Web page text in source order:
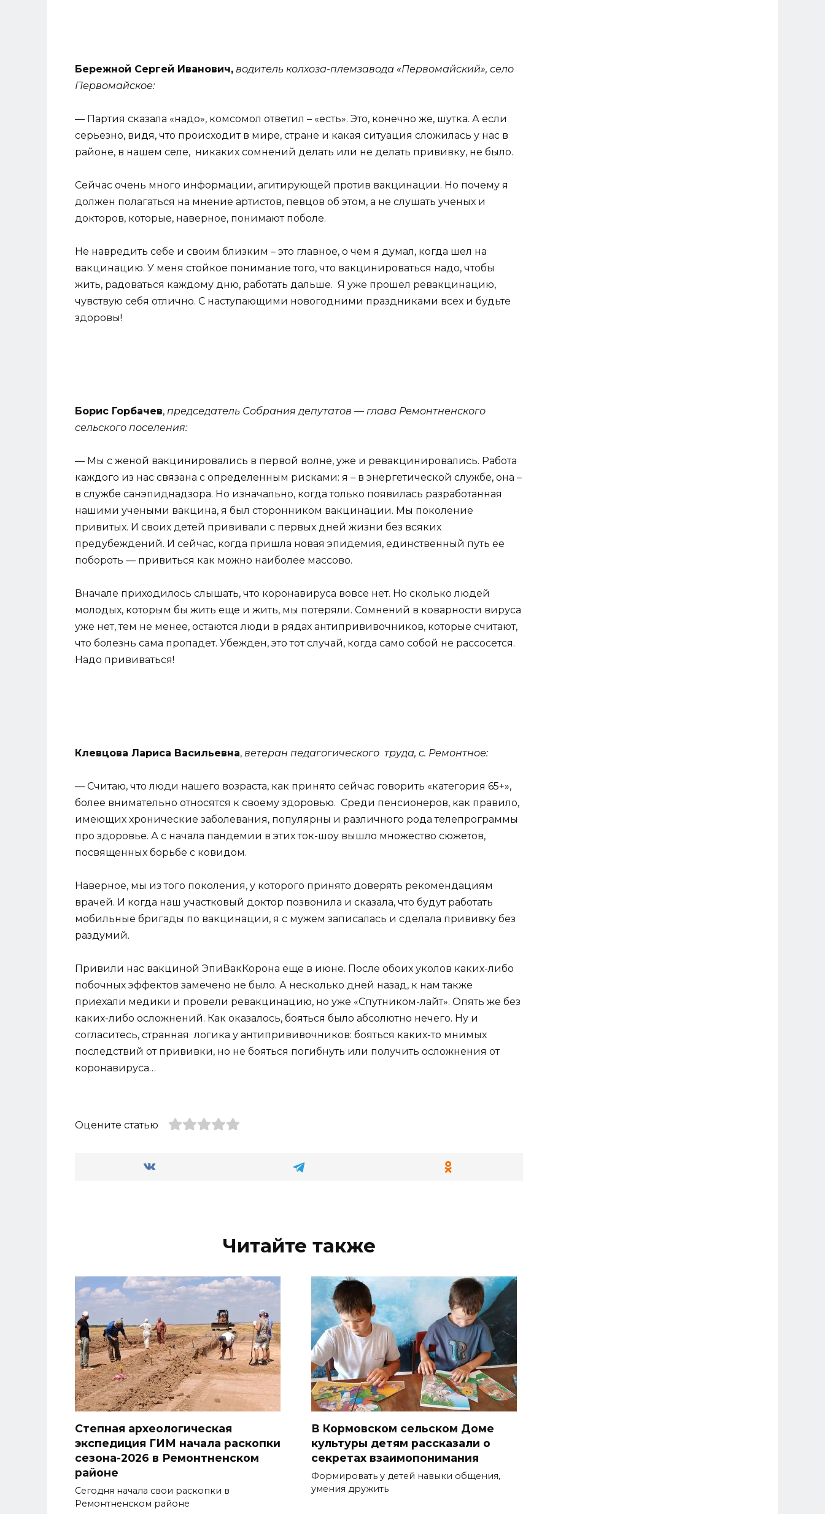
Бережной Сергей Иванович, водитель колхоза-племзавода «Первомайский», село
Первомайское:
— Партия сказала «надо», комсомол ответил – «есть». Это, конечно же, шутка. А если
серьезно, видя, что происходит в мире, стране и какая ситуация сложилась у нас в
районе, в нашем селе, никаких сомнений делать или не делать прививку, не было.
Сейчас очень много информации, агитирующей против вакцинации. Но почему я
должен полагаться на мнение артистов, певцов об этом, а не слушать ученых и
докторов, которые, наверное, понимают поболе.
Не навредить себе и своим близким – это главное, о чем я думал, когда шел на
вакцинацию. У меня стойкое понимание того, что вакцинироваться надо, чтобы
жить, радоваться каждому дню, работать дальше. Я уже прошел ревакцинацию,
чувствую себя отлично. С наступающими новогодними праздниками всех и будьте
здоровы!
Борис Горбачев, председатель Собрания депутатов — глава Ремонтненского
сельского поселения:
— Мы с женой вакцинировались в первой волне, уже и ревакцинировались. Работа
каждого из нас связана с определенным рисками: я – в энергетической службе, она –
в службе санэпиднадзора. Но изначально, когда только появилась разработанная
нашими учеными вакцина, я был сторонником вакцинации. Мы поколение
привитых. И своих детей прививали с первых дней жизни без всяких
предубеждений. И сейчас, когда пришла новая эпидемия, единственный путь ее
побороть — привиться как можно наиболее массово.
Вначале приходилось слышать, что коронавируса вовсе нет. Но сколько людей
молодых, которым бы жить еще и жить, мы потеряли. Сомнений в коварности вируса
уже нет, тем не менее, остаются люди в рядах антипрививочников, которые считают,
что болезнь сама пропадет. Убежден, это тот случай, когда само собой не рассосется.
Надо прививаться!
Клевцова Лариса Васильевна, ветеран педагогического труда, с. Ремонтное:
— Считаю, что люди нашего возраста, как принято сейчас говорить «категория 65+»,
более внимательно относятся к своему здоровью. Среди пенсионеров, как правило,
имеющих хронические заболевания, популярны и различного рода телепрограммы
про здоровье. А с начала пандемии в этих ток-шоу вышло множество сюжетов,
посвященных борьбе с ковидом.
Наверное, мы из того поколения, у которого принято доверять рекомендациям
врачей. И когда наш участковый доктор позвонила и сказала, что будут работать
мобильные бригады по вакцинации, я с мужем записалась и сделала прививку без
раздумий.
Привили нас вакциной ЭпиВакКорона еще в июне. После обоих уколов каких-либо
побочных эффектов замечено не было. А несколько дней назад, к нам также
приехали медики и провели ревакцинацию, но уже «Спутником-лайт». Опять же без
каких-либо осложнений. Как оказалось, бояться было абсолютно нечего. Ну и
согласитесь, странная логика у антипрививочников: бояться каких-то мнимых
последствий от прививки, но не бояться погибнуть или получить осложнения от
коронавируса…
Оцените статью
Читайте также
Степная археологическая
экспедиция ГИМ начала раскопки
сезона-2026 в Ремонтненском
районе
Сегодня начала свои раскопки в
Ремонтненском районе
В Кормовском сельском Доме
культуры детям рассказали о
секретах взаимопонимания
Формировать у детей навыки общения,
умения дружить